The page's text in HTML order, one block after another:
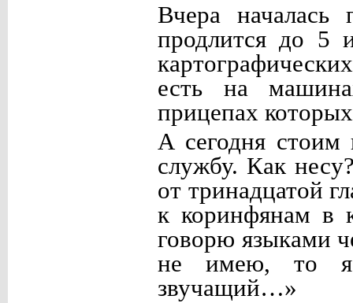
Вчера началась
продлится до 5
есть на
прицепах
А сегодня
службу. Как
от тринадцатой
к коринфянам в
говорю языками
не имею, то я
звучащий…»